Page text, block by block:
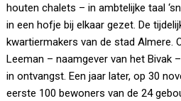
houten chalets – in ambtelijke taal
in een hofje bij elkaar gezet. De
kwartiermakers van de stad Almere.
Leeman – naamgever van het Bivak
in ontvangst. Een jaar later, op 30
eerste 100 bewoners van de 24